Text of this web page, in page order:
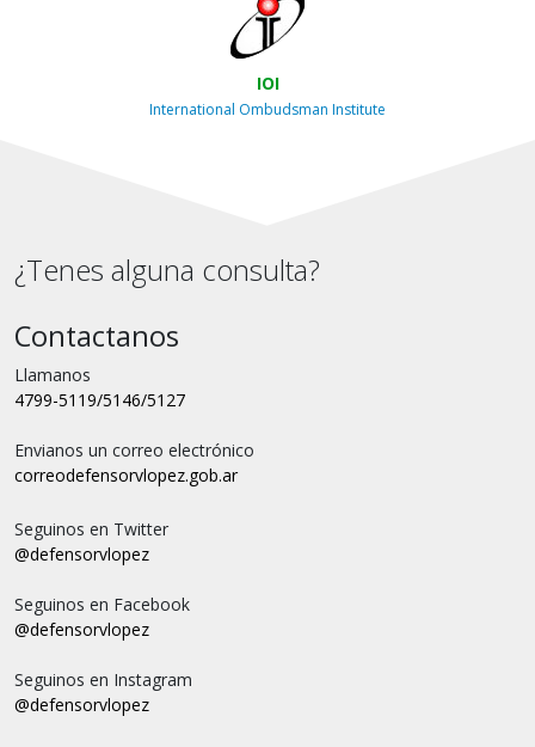
IOI
International Ombudsman Institute
¿Tenes alguna consulta?
Contactanos
Llamanos
4799-5119/5146/5127
Envianos un correo electrónico
correodefensorvlopez.gob.ar
Seguinos en Twitter
@defensorvlopez
Seguinos en Facebook
@defensorvlopez
Seguinos en Instagram
@defensorvlopez